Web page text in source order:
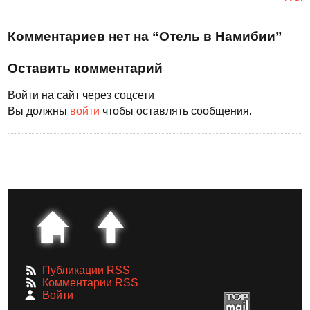
Комментариев нет на “Отель в Намибии”
Оставить комментарий
Войти на сайт через соцсети
Вы должны войти чтобы оставлять сообщения.
Публикации RSS
Комментарии RSS
Войти